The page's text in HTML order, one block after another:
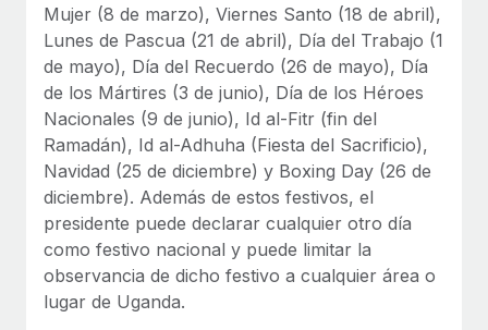
Prestaciones
Gestiona las prestaciones de los empleados sin
complicaciones.
todos los tamaños a contratar, gestionar y...
Más información
Pento se convierte en un empleador equitativo
con Remote
Gestionar las nóminas internamente es complicado. Tardas
semanas en hacerlo manualmente y, al mes...
Más información
Mujer (8 de marzo), Viernes Santo (18 de abril),
Lunes de Pascua (21 de abril), Día del Trabajo (1
de mayo), Día del Recuerdo (26 de mayo), Día
de los Mártires (3 de junio), Día de los Héroes
Nacionales (9 de junio), Id al-Fitr (fin del
Ramadán), Id al-Adhuha (Fiesta del Sacrificio),
Navidad (25 de diciembre) y Boxing Day (26 de
diciembre). Además de estos festivos, el
presidente puede declarar cualquier otro día
como festivo nacional y puede limitar la
observancia de dicho festivo a cualquier área o
lugar de Uganda.